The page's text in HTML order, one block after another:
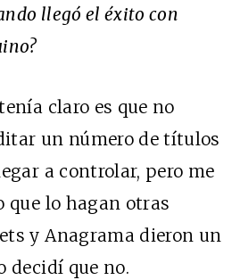
llegó el éxito con
claro es que no
un número de títulos
a controlar, pero me
que lo hagan otras
y Anagrama dieron un
decidí que no.